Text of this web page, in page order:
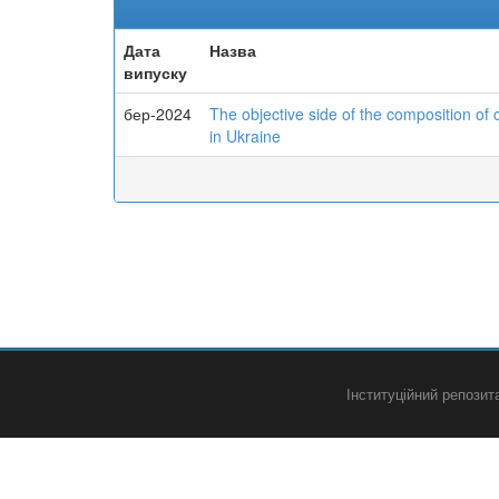
Дата
випуску
Назва
бер-2024
The objective side of the composition of
in Ukraine
Інституційний